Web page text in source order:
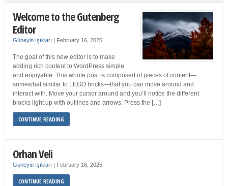
Welcome to the Gutenberg
Editor
Güneyin Işıkları | February 16, 2025
The goal of this new editor is to make
adding rich content to WordPress simple
and enjoyable. This whole post is composed of pieces of content—
somewhat similar to LEGO bricks—that you can move around and
interact with. Move your cursor around and you’ll notice the different
blocks light up with outlines and arrows. Press the […]
CONTINUE READING
Orhan Veli
Güneyin Işıkları | February 16, 2025
CONTINUE READING